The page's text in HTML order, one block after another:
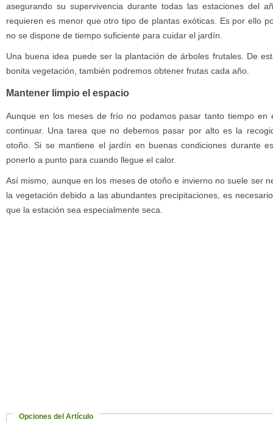
asegurando su supervivencia durante todas las estaciones del
requieren es menor que otro tipo de plantas exóticas. Es por ello
no se dispone de tiempo suficiente para cuidar el jardín.
Una buena idea puede ser la plantación de árboles frutales. De
bonita vegetación, también podremos obtener frutas cada año.
Mantener limpio el espacio
Aunque en los meses de frío no podamos pasar tanto tiempo en
continuar. Una tarea que no debemos pasar por alto es la
otoño. Si se mantiene el jardín en buenas condiciones durante
ponerlo a punto para cuando llegue el calor.
Así mismo, aunque en los meses de otoño e invierno no suele ser
la vegetación debido a las abundantes precipitaciones, es
que la estación sea especialmente seca.
Opciones del Artículo